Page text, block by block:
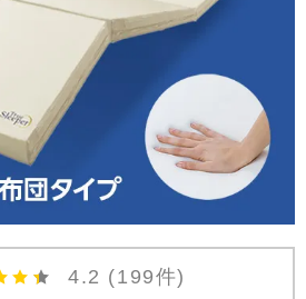
4.2 (199件)